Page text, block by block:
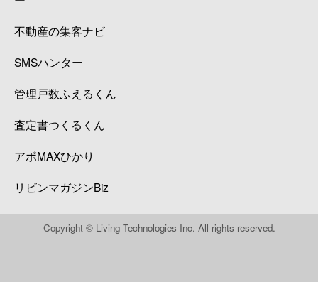
不動産の集客ナビ
SMSハンター
管理戸数ふえるくん
査定書つくるくん
アポMAXひかり
リビンマガジンBiz
Copyright © Living Technologies Inc. All rights reserved.